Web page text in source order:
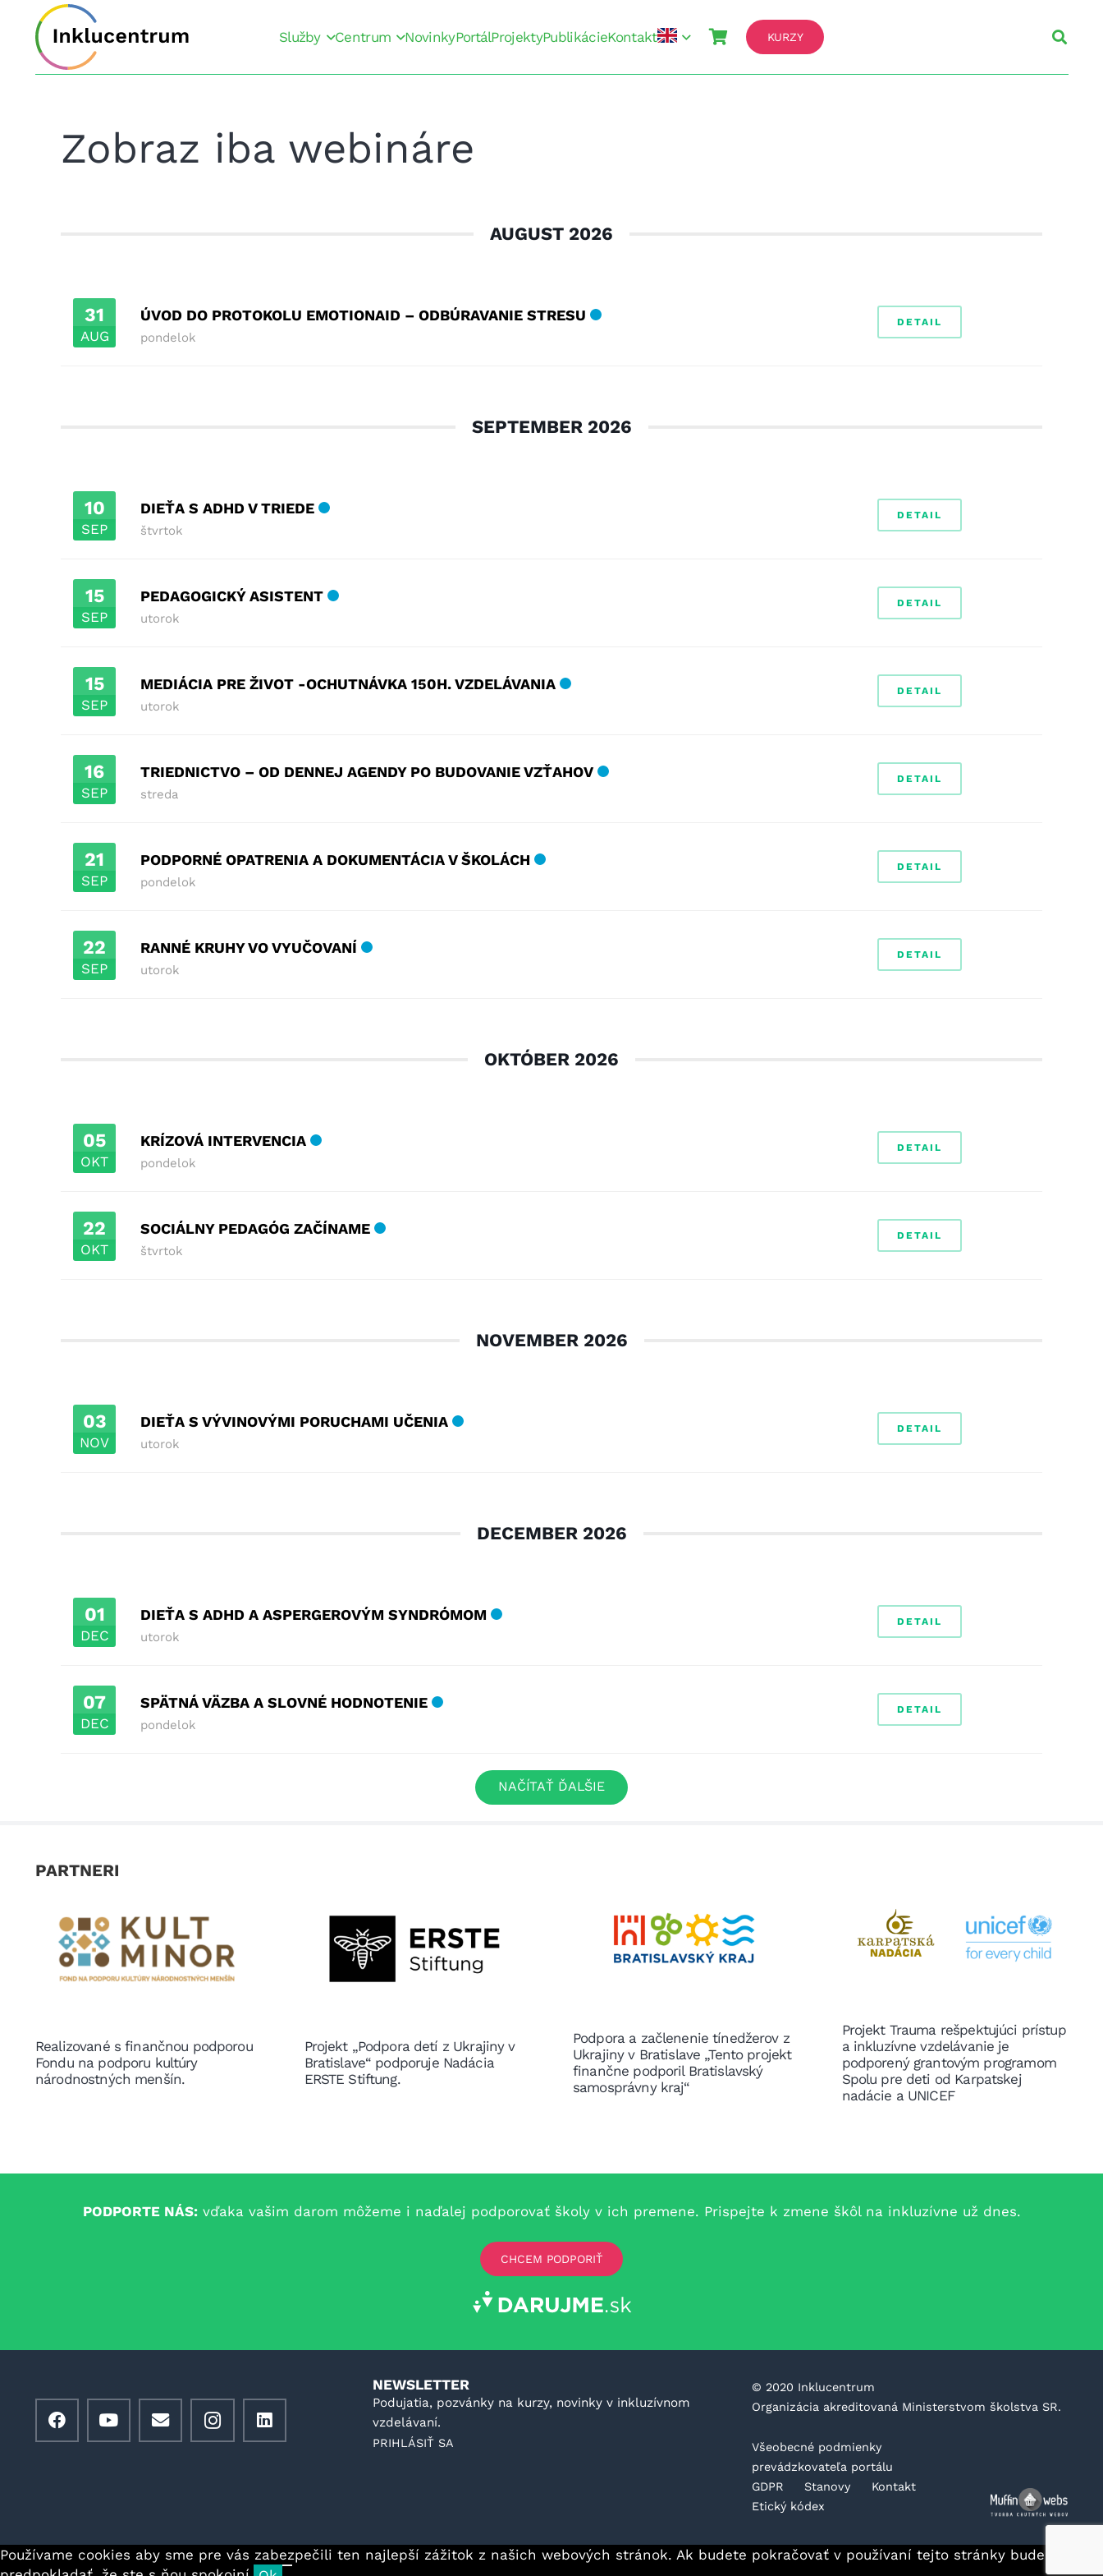
Služby Centrum NovinkyPortálProjektyPublikácieKontakt KURZY
Zobraz iba webináre
AUGUST 2026
31
AUG
ÚVOD DO PROTOKOLU EMOTIONAID – ODBÚRAVANIE STRESU
pondelok
DETAIL
SEPTEMBER 2026
10
SEP
DIEŤA S ADHD V TRIEDE
štvrtok
DETAIL
15
SEP
PEDAGOGICKÝ ASISTENT
utorok
DETAIL
15
SEP
MEDIÁCIA PRE ŽIVOT -OCHUTNÁVKA 150H. VZDELÁVANIA
utorok
DETAIL
16
SEP
TRIEDNICTVO – OD DENNEJ AGENDY PO BUDOVANIE VZŤAHOV
streda
DETAIL
21
SEP
PODPORNÉ OPATRENIA A DOKUMENTÁCIA V ŠKOLÁCH
pondelok
DETAIL
22
SEP
RANNÉ KRUHY VO VYUČOVANÍ
utorok
DETAIL
OKTÓBER 2026
05
OKT
KRÍZOVÁ INTERVENCIA
pondelok
DETAIL
22
OKT
SOCIÁLNY PEDAGÓG ZAČÍNAME
štvrtok
DETAIL
NOVEMBER 2026
03
NOV
DIEŤA S VÝVINOVÝMI PORUCHAMI UČENIA
utorok
DETAIL
DECEMBER 2026
01
DEC
DIEŤA S ADHD A ASPERGEROVÝM SYNDRÓMOM
utorok
DETAIL
07
DEC
SPÄTNÁ VÄZBA A SLOVNÉ HODNOTENIE
pondelok
DETAIL
NAČÍTAŤ ĎALŠIE
PARTNERI
Realizované s finančnou podporou
Fondu na podporu kultúry
národnostných menšín.
Projekt „Podpora detí z Ukrajiny v
Bratislave“ podporuje Nadácia
ERSTE Stiftung.
Podpora a začlenenie tínedžerov z
Ukrajiny v Bratislave „Tento projekt
finančne podporil Bratislavský
samosprávny kraj“
Projekt Trauma rešpektujúci prístup
a inkluzívne vzdelávanie je
podporený grantovým programom
Spolu pre deti od Karpatskej
nadácie a UNICEF
PODPORTE NÁS:vďaka vašim darom môžeme i naďalej podporovať školy v ich premene. Prispejte k zmene škôl na inkluzívne už dnes.
CHCEM PODPORIŤ
NEWSLETTER
Podujatia, pozvánky na kurzy, novinky v inkluzívnom
vzdelávaní.
PRIHLÁSIŤ SA
©️ 2020 Inklucentrum
Organizácia akreditovaná Ministerstvom školstva SR.
Všeobecné podmienky
prevádzkovateľa portálu
GDPR
Stanovy
Kontakt
Etický kódex
Používame cookies aby sme pre vás zabezpečili ten najlepší zážitok z našich webových stránok. Ak budete pokračovať v používaní tejto stránky budeme